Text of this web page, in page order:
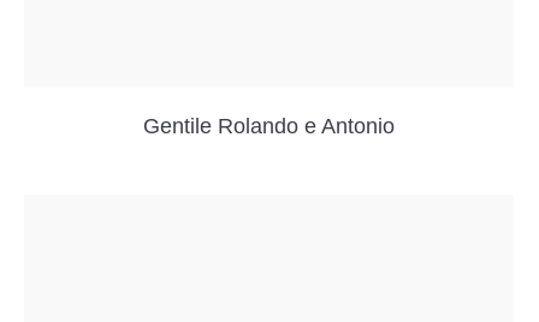
Gentile Rolando e Antonio